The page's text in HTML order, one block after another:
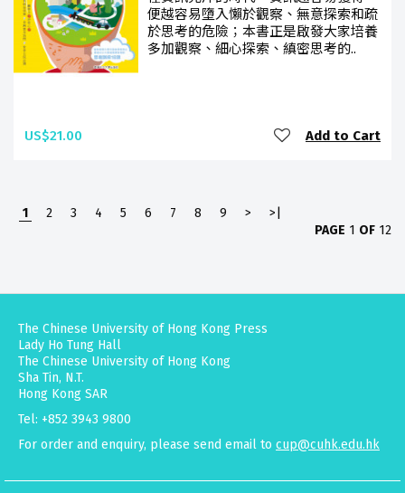
便越容易墮入懶於觀察、無意探索和疏
於思考的危險；本書正是啟發大家培養
多加觀察、細心探索、縝密思考的..
US$21.00 Add to Cart
1 2 3 4 5 6 7 8 9 >
>|
PAGE 1 OF 12
The Chinese University of Hong Kong Press
Lady Ho Tung Hall
The Chinese University of Hong Kong
Sha Tin, N.T.
Hong Kong SAR
Tel: +852 3943 9800
For order and enquiry, please send email to cup@cuhk.edu.hk